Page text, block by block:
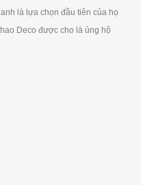
là lựa chọn đầu tiên của họ
Deco được cho là ủng hộ